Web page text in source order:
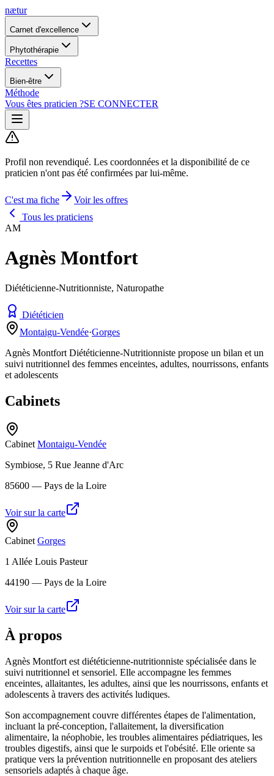
nætur
Carnet d'excellence
Phytothérapie
Recettes
Bien-être
Méthode
Vous êtes praticien ?SE CONNECTER
Profil non revendiqué. Les coordonnées et la disponibilité de ce
praticien n'ont pas été confirmées par lui-même.
C'est ma fiche
Voir les offres
Tous les praticiens
AM
Agnès Montfort
Diététicienne-Nutritionniste, Naturopathe
Diététicien
Montaigu-Vendée·Gorges
Agnès Montfort Diététicienne-Nutritionniste propose un bilan et un
suivi nutritionnel des femmes enceintes, adultes, nourrissons, enfants
et adolescents
Cabinets
Cabinet Montaigu-Vendée
Symbiose, 5 Rue Jeanne d'Arc
85600 — Pays de la Loire
Voir sur la carte
Cabinet Gorges
1 Allée Louis Pasteur
44190 — Pays de la Loire
Voir sur la carte
À propos
Agnès Montfort est diététicienne-nutritionniste spécialisée dans le
suivi nutritionnel et sensoriel. Elle accompagne les femmes
enceintes, allaitantes, les adultes, ainsi que les nourrissons, enfants et
adolescents à travers des activités ludiques.
Son accompagnement couvre différentes étapes de l'alimentation,
incluant la pré-conception, l'allaitement, la diversification
alimentaire, la néophobie, les troubles alimentaires pédiatriques, les
troubles digestifs, ainsi que le surpoids et l'obésité. Elle oriente sa
pratique vers la prévention nutritionnelle en proposant des ateliers
sensoriels adaptés à chaque âge.